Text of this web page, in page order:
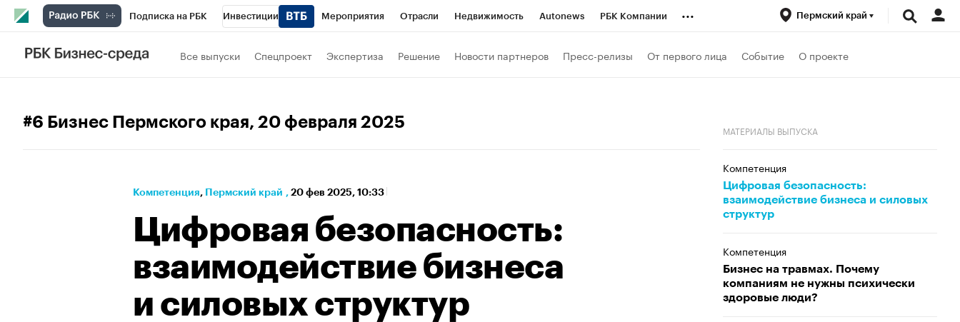
Подписка на РБК Инвестиции Мероприятия Отрасли Недвижимость Autonews РБК Компании
Телеканал
... Пермский край
Все выпуски Спецпроект Экспертиза Решение Новости партнеров Пресс-релизы От первого лица Событие О проекте
#6 Бизнес Пермского края, 20 февраля 2025
Компетенция⁠, Пермский край , 20 фев 2025, 10:33
Цифровая безопасность:
взаимодействие бизнеса
и силовых структур
МАТЕРИАЛЫ ВЫПУСКА
Компетенция
Цифровая безопасность:
взаимодействие бизнеса и силовых
структур
Компетенция
Бизнес на травмах. Почему
компаниям не нужны психически
здоровые люди?